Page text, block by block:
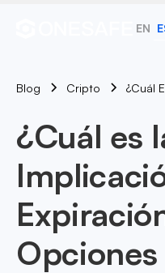
EN
Blog Cripto
¿Cuál es